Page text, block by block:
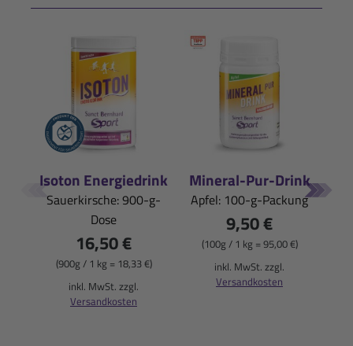
Isoton Energiedrink
Sauerkirsche: 900-g-
Dose
16,50 €
(900g / 1 kg = 18,33 €)
inkl. MwSt. zzgl.
Versandkosten
Mineral-Pur-Drink
Apfel: 100-g-Packung
9,50 €
(100g / 1 kg = 95,00 €)
inkl. MwSt. zzgl.
Versandkosten